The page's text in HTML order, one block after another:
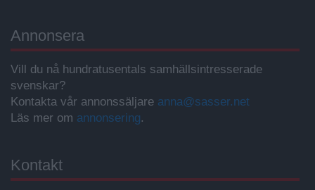
Annonsera
Vill du nå hundratusentals samhällsintresserade
svenskar?
Kontakta vår annonssäljare anna@sasser.net
Läs mer om annonsering.
Kontakt